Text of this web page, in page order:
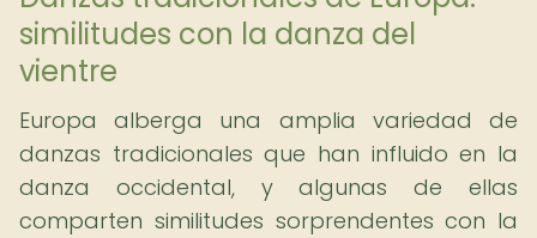
similitudes con la danza del
vientre
Europa alberga una amplia variedad de
danzas tradicionales que han influido en la
danza occidental, y algunas de ellas
comparten similitudes sorprendentes con la